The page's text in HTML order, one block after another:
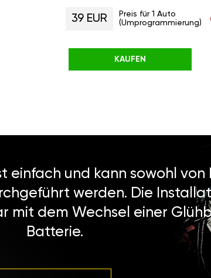
39 EUR
Preis für 1 Auto
(Umprogrammierung)
KAUFEN
einfach und kann sowohl von
werden. Die
mit dem Wechsel einer
Batterie.